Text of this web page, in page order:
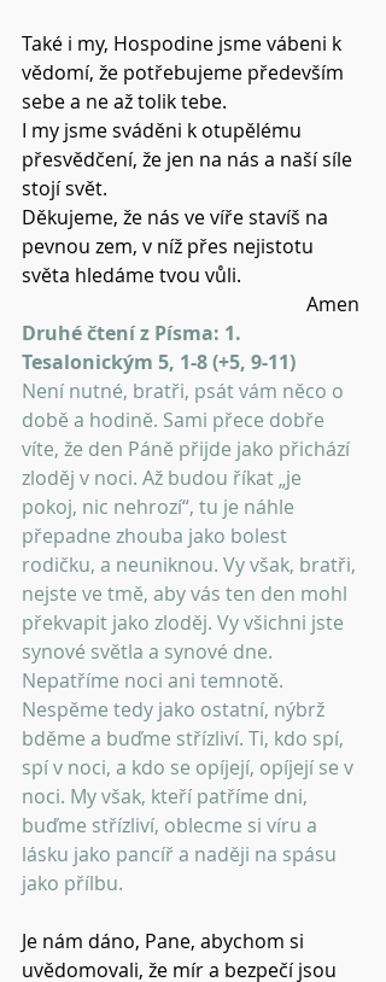
Také i my, Hospodine jsme vábeni k
vědomí, že potřebujeme především
sebe a ne až tolik tebe.
I my jsme sváděni k otupělému
přesvědčení, že jen na nás a naší síle
stojí svět.
Děkujeme, že nás ve víře stavíš na
pevnou zem, v níž přes nejistotu
světa hledáme tvou vůli.
Amen
Druhé čtení z Písma: 1.
Tesalonickým 5, 1-8 (+5, 9-11)
Není nutné, bratři, psát vám něco o
době a hodině. Sami přece dobře
víte, že den Páně přijde jako přichází
zloděj v noci. Až budou říkat „je
pokoj, nic nehrozí“, tu je náhle
přepadne zhouba jako bolest
rodičku, a neuniknou. Vy však, bratři,
nejste ve tmě, aby vás ten den mohl
překvapit jako zloděj. Vy všichni jste
synové světla a synové dne.
Nepatříme noci ani temnotě.
Nespěme tedy jako ostatní, nýbrž
bděme a buďme střízliví. Ti, kdo spí,
spí v noci, a kdo se opíjejí, opíjejí se v
noci. My však, kteří patříme dni,
buďme střízliví, oblecme si víru a
lásku jako pancíř a naději na spásu
jako přílbu.
Je nám dáno, Pane, abychom si
uvědomovali, že mír a bezpečí jsou